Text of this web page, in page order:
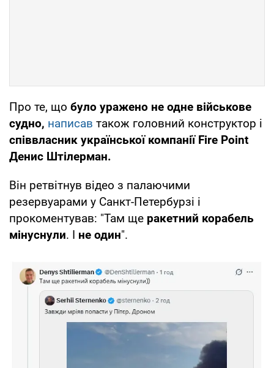
Про те, що було уражено не одне військове
судно, написав також головний конструктор і
співвласник української компанії Fire Point
Денис Штілерман.
Він ретвітнув відео з палаючими
резервуарами у Санкт-Петербурзі і
прокоментував: "Там ще ракетний корабель
мінуснули. І не один".